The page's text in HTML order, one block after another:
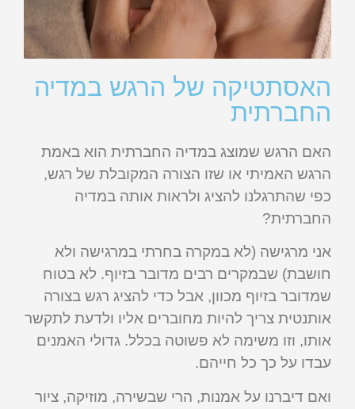
האסתטיקה של הרגש במדיה
החברתית
האם הרגש שמוצג במדיה החברתית הוא באמת
הרגש האמיתי או שזו הצורה המקובלת של רגש,
כפי שהתרגלנו להציג ולראות אותה במדיה
החברתית?
אני מרגישה (לא במקרה בחרתי במרגישה ולא
חושבת) שבמקרים רבים מדובר בזיוף. לא בטוח
שמדובר בזיוף מכוון, אבל כדי להציג רגש בצורה
אותנטית צריך להיות מחוברים אליו ולדעת לתקשר
אותו, וזו משימה לא פשוטה בכלל. גדולי האמנים
עבדו על כך כל חייהם.
ואם דיברנו על אמנות, הרי שבשירה, מוזיקה, ציור